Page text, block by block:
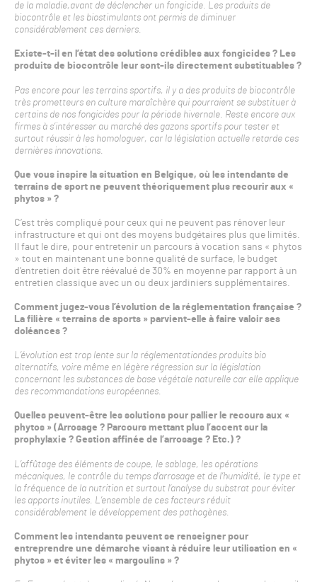
de la maladie,avant de déclencher un fongicide. Les produits de
biocontrôle et les biostimulants ont permis de diminuer
considérablement ces derniers.
Existe-t-il en l’état des solutions crédibles aux fongicides ? Les
produits de biocontrôle leur sont-ils directement substituables ?
Pas encore pour les terrains sportifs, il y a des produits de biocontrôle
très prometteurs en culture maraîchère qui pourraient se substituer à
certains de nos fongicides pour la période hivernale. Reste encore aux
firmes à s’intéresser au marché des gazons sportifs pour tester et
surtout réussir à les homologuer, car la législation actuelle retarde ces
dernières innovations.
Que vous inspire la situation en Belgique, où les intendants de
terrains de sport ne peuvent théoriquement plus recourir aux «
phytos » ?
C’est très compliqué pour ceux qui ne peuvent pas rénover leur
infrastructure et qui ont des moyens budgétaires plus que limités.
Il faut le dire, pour entretenir un parcours à vocation sans « phytos
» tout en maintenant une bonne qualité de surface, le budget
d’entretien doit être réévalué de 30% en moyenne par rapport à un
entretien classique avec un ou deux jardiniers supplémentaires.
Comment jugez-vous l’évolution de la réglementation française ?
La filière « terrains de sports » parvient-elle à faire valoir ses
doléances ?
L’évolution est trop lente sur la réglementationdes produits bio
alternatifs, voire même en légère régression sur la législation
concernant les substances de base végétale naturelle car elle applique
des recommandations européennes.
Quelles peuvent-être les solutions pour pallier le recours aux «
phytos » (Arrosage ? Parcours mettant plus l’accent sur la
prophylaxie ? Gestion affinée de l’arrosage ? Etc.) ?
L’affûtage des éléments de coupe, le sablage, les opérations
mécaniques, le contrôle du temps d’arrosage et de l’humidité, le type et
la fréquence de la nutrition et surtout l’analyse du substrat pour éviter
les apports inutiles. L’ensemble de ces facteurs réduit
considérablement le développement des pathogènes.
Comment les intendants peuvent se renseigner pour
entreprendre une démarche visant à réduire leur utilisation en «
phytos » et éviter les « margoulins » ?